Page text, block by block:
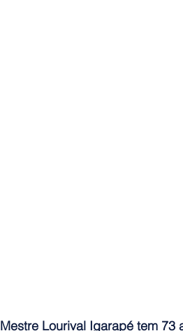
Mestre Lourival Igarapé tem